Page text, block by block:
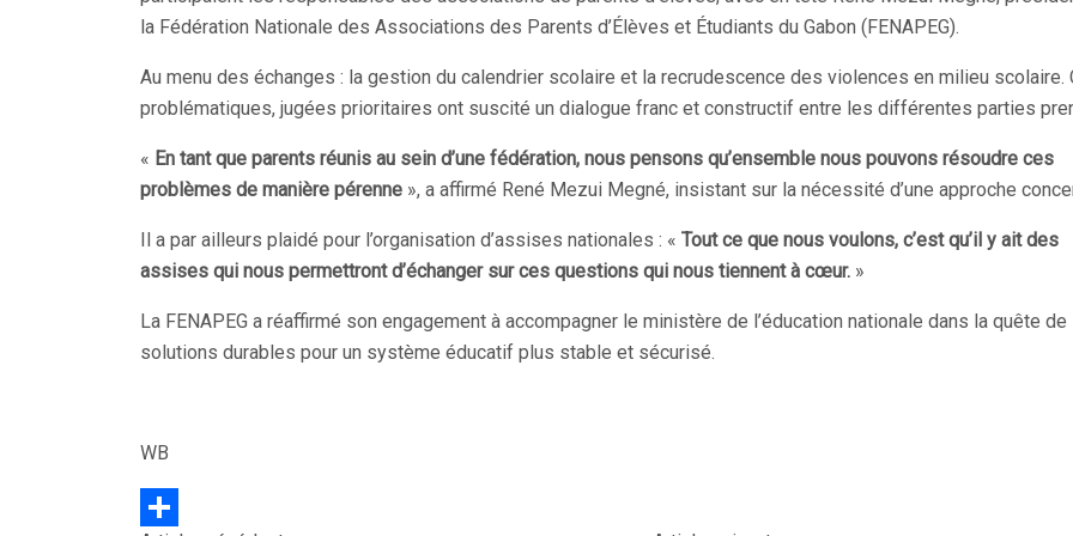
la Fédération Nationale des Associations des Parents d’Élèves et Étudiants du Gabon (FENAPEG).
Au menu des échanges : la gestion du calendrier scolaire et la recrudescence des violences en milieu scolaire.
problématiques, jugées prioritaires ont suscité un dialogue franc et constructif entre les différentes parties
« En tant que parents réunis au sein d’une fédération, nous pensons qu’ensemble nous pouvons résoudre ces
problèmes de manière pérenne », a affirmé René Mezui Megné, insistant sur la nécessité d’une approche
Il a par ailleurs plaidé pour l’organisation d’assises nationales : « Tout ce que nous voulons, c’est qu’il y ait des
assises qui nous permettront d’échanger sur ces questions qui nous tiennent à cœur. »
La FENAPEG a réaffirmé son engagement à accompagner le ministère de l’éducation nationale dans la quête de
solutions durables pour un système éducatif plus stable et sécurisé.
WB